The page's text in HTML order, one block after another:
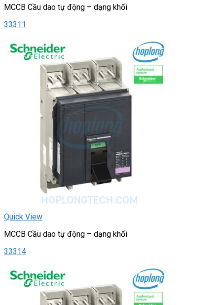
MCCB Cầu dao tự động – dạng khối
33311
Quick View
MCCB Cầu dao tự động – dạng khối
33314